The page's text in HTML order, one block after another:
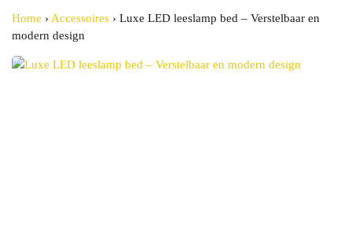
Home › Accessoires › Luxe LED leeslamp bed – Verstelbaar en
modern design